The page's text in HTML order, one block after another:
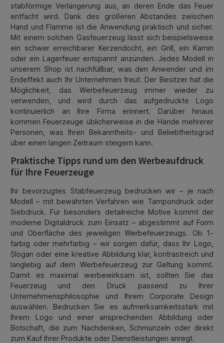
stabförmige Verlängerung aus, an deren Ende das Feuer
entfacht wird. Dank des größeren Abstandes zwischen
Hand und Flamme ist die Anwendung praktisch und sicher.
Mit einem solchen Gasfeuerzeug lässt sich beispielsweise
ein schwer erreichbarer Kerzendocht, ein Grill, ein Kamin
oder ein Lagerfeuer entspannt anzünden. Jedes Modell in
unserem Shop ist nachfüllbar, was den Anwender und im
Endeffekt auch Ihr Unternehmen freut. Der Besitzer hat die
Möglichkeit, das Werbefeuerzeug immer wieder zu
verwenden, und wird durch das aufgedruckte Logo
kontinuierlich an Ihre Firma erinnert. Darüber hinaus
kommen Feuerzeuge üblicherweise in die Hände mehrerer
Personen, was Ihren Bekanntheits- und Beliebtheitsgrad
über einen langen Zeitraum steigern kann.
Praktische Tipps rund um den Werbeaufdruck
für Ihre Feuerzeuge
Ihr bevorzugtes Stabfeuerzeug bedrucken wir – je nach
Modell – mit bewährten Verfahren wie Tampondruck oder
Siebdruck. Für besonders detailreiche Motive kommt der
moderne Digitaldruck zum Einsatz – abgestimmt auf Form
und Oberfläche des jeweiligen Werbefeuerzeugs. Ob 1-
farbig oder mehrfarbig – wir sorgen dafür, dass Ihr Logo,
Slogan oder eine kreative Abbildung klar, kontrastreich und
langlebig auf dem Werbefeuerzeug zur Geltung kommt.
Damit es maximal werbewirksam ist, sollten Sie das
Feuerzeug und den Druck passend zu Ihrer
Unternehmensphilosophie und Ihrem Corporate Design
auswählen. Bedrucken Sie es aufmerksamkeitsstark mit
Ihrem Logo und einer ansprechenden Abbildung oder
Botschaft, die zum Nachdenken, Schmunzeln oder direkt
zum Kauf Ihrer Produkte oder Dienstleistungen anregt.